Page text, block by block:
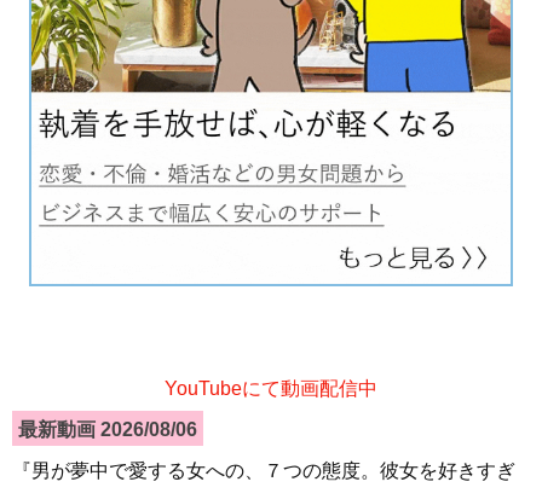
YouTubeにて動画配信中
最新動画 2026/08/06
『男が夢中で愛する女への、７つの態度。彼女を好きすぎ